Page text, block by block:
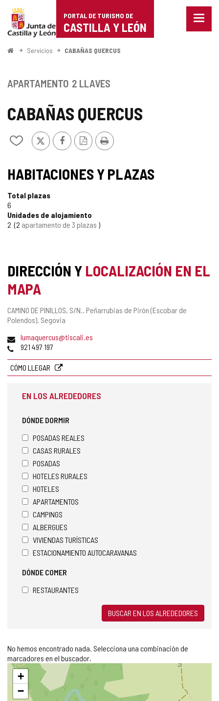
Portal
de
Turismo
Castilla
León
PORTAL DE TURISMO DE
CASTILLA Y LEÓN
Menu
InicioServicios CABAÑAS QUERCUS
CABAÑAS QUERCUS
Añadir/quitar
cuadernos
X FacebookVersión
PDF
Imprimir
APARTAMENTO 2 LLAVES
HABITACIONES Y PLAZAS
Total plazas
6
Unidades de alojamiento
2 2 apartamento de 3 plazas
DIRECCIÓN Y LOCALIZACIÓN EN EL
MAPA
Dirección
postal
CAMINO DE PINILLOS, S/N.. Peñarrubias de Pirón (Escobar de
Polendos). Segovia
Dirección
de
electrónico
lumaquercus@tiscali.es
Teléfonos
921 497 197
CÓMO LLEGAR
EN LOS ALREDEDORES
DÓNDE DORMIR
POSADAS REALES
CASAS RURALES
POSADAS
HOTELES RURALES
HOTELES
APARTAMENTOS
CAMPINGS
ALBERGUES
VIVIENDAS TURÍSTICAS
ESTACIONAMIENTO AUTOCARAVANAS
DÓNDE COMER
RESTAURANTES
BUSCAR EN LOS ALREDEDORES
No hemos encontrado nada. Selecciona una combinación de
marcadores en el buscador.
Saltar
mapa
+
−